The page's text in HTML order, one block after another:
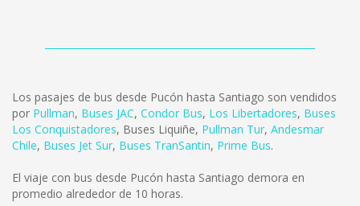
Los pasajes de bus desde Pucón hasta Santiago son vendidos
por Pullman, Buses JAC, Condor Bus, Los Libertadores, Buses
Los Conquistadores, Buses Liquiñe, Pullman Tur, Andesmar
Chile, Buses Jet Sur, Buses TranSantin, Prime Bus.
El viaje con bus desde Pucón hasta Santiago demora en
promedio alrededor de 10 horas.